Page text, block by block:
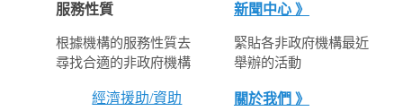
服務性質
根據機構的服務性質去
尋找合適的非政府機構
經濟援助/資助
新聞中心 》
緊貼各非政府機構最近
舉辦的活動
關於我們 》